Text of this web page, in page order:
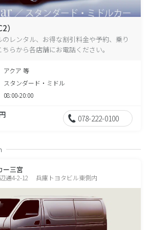
）
レンタル、お得な割引料金や予約、乗り
らから各店舗にお電話ください。
アクア 等
スタンダード・ミドル
08:00-20:00
078-222-0100
ー三宮
通4-2-12 兵庫トヨタビル東側内